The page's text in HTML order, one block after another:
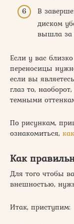
В
диском
вышла за
Если у вас
переносицы
если вы
глаз то,
темными
По рисункам,
ознакомиться,
Как
Для того чтобы
внешностью,
Итак, приступим: